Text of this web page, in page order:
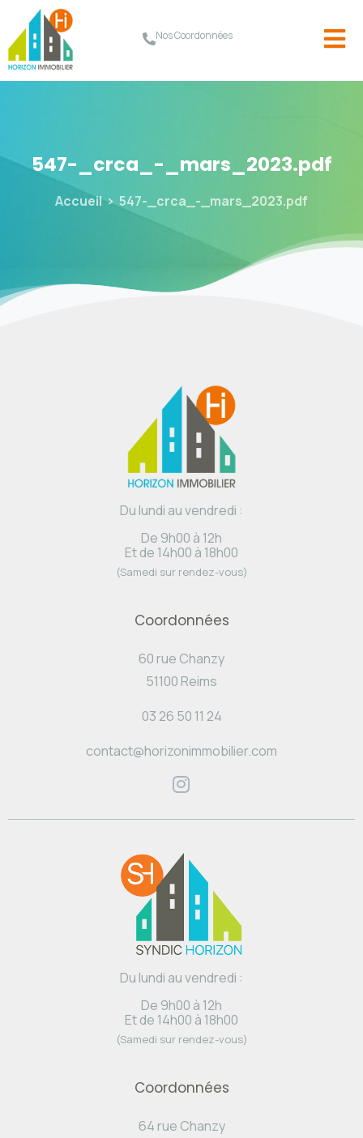
Nos Coordonnées
547-_crca_-_mars_2023.pdf
Accueil 547-_crca_-_mars_2023.pdf
Du lundi au vendredi :
De 9h00 à 12h
Et de 14h00 à 18h00
(Samedi sur rendez-vous)
Coordonnées
60 rue Chanzy
51100 Reims
03 26 50 11 24
contact@horizonimmobilier.com
Du lundi au vendredi :
De 9h00 à 12h
Et de 14h00 à 18h00
(Samedi sur rendez-vous)
Coordonnées
64 rue Chanzy